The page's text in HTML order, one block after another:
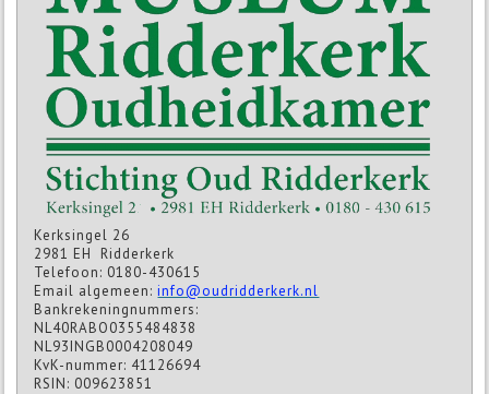
Kerksingel 26
2981 EH Ridderkerk
Telefoon: 0180-430615
Email algemeen:info@oudridderkerk.nl
Bankrekeningnummers:
NL40RABO0355484838
NL93INGB0004208049
KvK-nummer: 41126694
RSIN: 009623851